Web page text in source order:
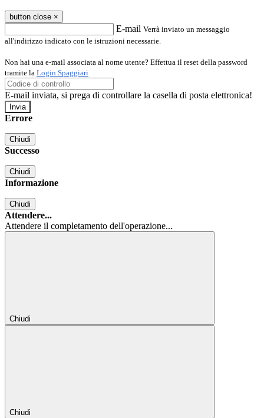
button close ×
E-mail Verrà inviato un messaggio
all'indirizzo indicato con le istruzioni necessarie.
Non hai una e-mail associata al nome utente? Effettua il reset della password
tramite la Login Spaggiari
E-mail inviata, si prega di controllare la casella di posta elettronica!
Errore
Chiudi
Successo
Chiudi
Informazione
Chiudi
Attendere...
Attendere il completamento dell'operazione...
Chiudi
Chiudi